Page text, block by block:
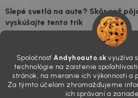
Spoločnosť Andyhoauto.sk využíva
technológie na zaistenie
stránok, na meranie ich výkonnosti a
Za týmto účelom zhromažďujeme
ich správaní a
Slepé svetlá na aute? Skôr než
vyskúšajte tento trik
skutočnosti je? Často za to môžu práve
mliečny, drsný povrch nie je len estetická
svoje, plexisklo začne svetlo rozptyľovať
Zabudnite na handru. Ak chcete